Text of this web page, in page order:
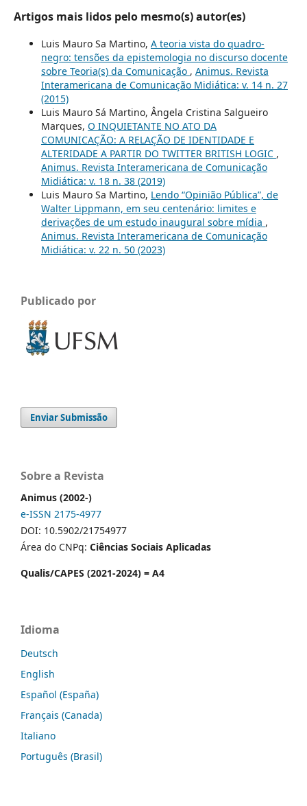
Artigos mais lidos pelo mesmo(s) autor(es)
Luis Mauro Sa Martino, A teoria vista do quadro-
negro: tensões da epistemologia no discurso docente
sobre Teoria(s) da Comunicação , Animus. Revista
Interamericana de Comunicação Midiática: v. 14 n. 27
(2015)
Luis Mauro Sá Martino, Ângela Cristina Salgueiro
Marques, O INQUIETANTE NO ATO DA
COMUNICAÇÃO: A RELAÇÃO DE IDENTIDADE E
ALTERIDADE A PARTIR DO TWITTER BRITISH LOGIC ,
Animus. Revista Interamericana de Comunicação
Midiática: v. 18 n. 38 (2019)
Luis Mauro Sa Martino, Lendo “Opinião Pública”, de
Walter Lippmann, em seu centenário: limites e
derivações de um estudo inaugural sobre mídia ,
Animus. Revista Interamericana de Comunicação
Midiática: v. 22 n. 50 (2023)
Publicado por
Enviar Submissão
Sobre a Revista
Animus (2002-)
e-ISSN 2175-4977
DOI: 10.5902/21754977
Área do CNPq: Ciências Sociais Aplicadas
Qualis/CAPES (2021-2024) = A4
Idioma
Deutsch
English
Español (España)
Français (Canada)
Italiano
Português (Brasil)